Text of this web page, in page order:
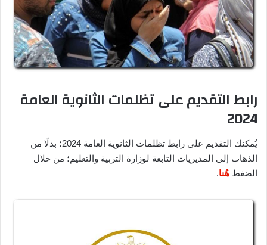
رابط التقديم على تظلمات الثانوية العامة
2024
يُمكنك التقديم على رابط تظلمات الثانوية العامة 2024؛ بدلًا من
الذهاب إلى المديريات التابعة لوزارة التربية والتعليم؛ من خلال
الضغط هُنا.